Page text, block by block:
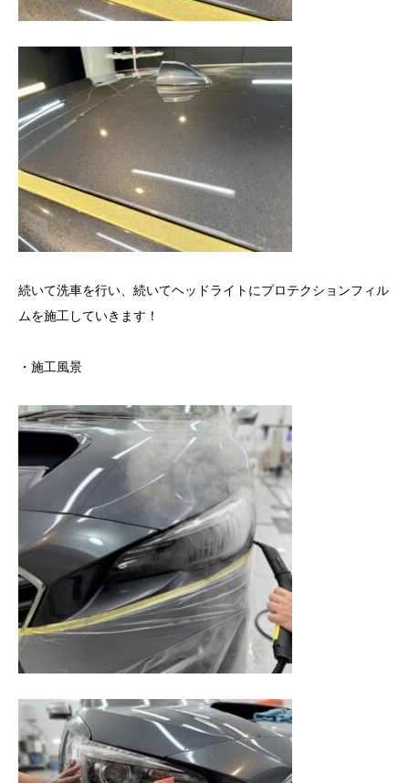
続いて洗車を行い、続いてヘッドライトにプロテクションフィル
ムを施工していきます！
・施工風景